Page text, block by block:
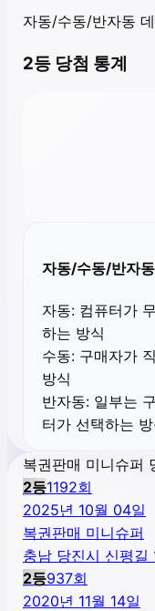
자동/수동/반자동
2등 당첨 통계
자동/수동/반자
자동: 컴퓨터가
하는 방식
수동: 구매자가
방식
반자동: 일부는
터가 선택하는 방
복권판매 미니슈퍼
2등1192회
2025년 10월 04일
복권판매 미니슈퍼
충남 당진시 신평길
2등937회
2020년 11월 14일